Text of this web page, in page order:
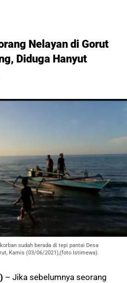
Nelayan di Gorut
Diduga Hanyut
sudah berada di tepi pantai Desa
Kamis (03/06/2021),(foto Istimewa).
– Jika sebelumnya seorang